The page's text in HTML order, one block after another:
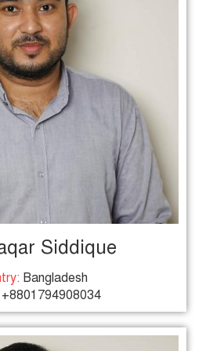
Siddique
Bangladesh
+8801794908034